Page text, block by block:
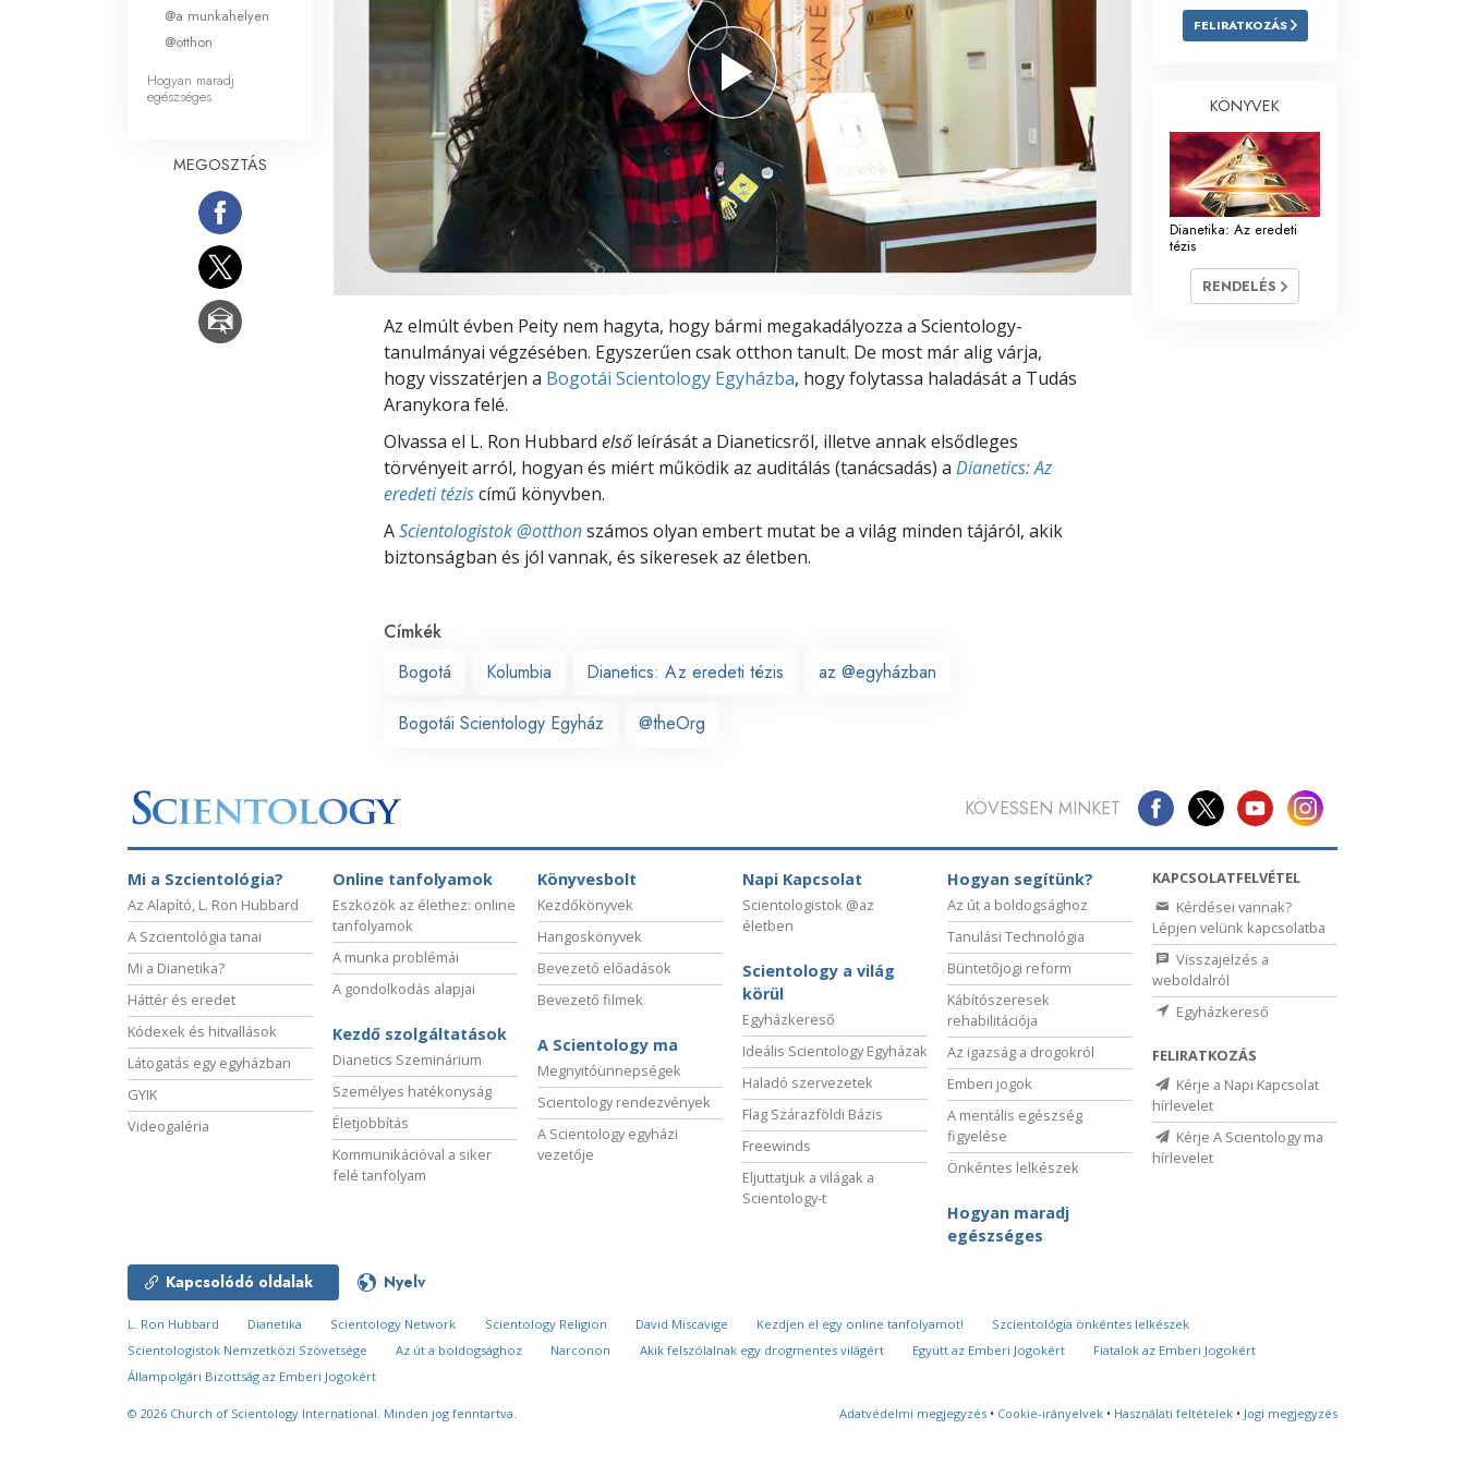
Megoldások a drogokra
Gyerekek
Eszközök a munkahelyen
Az etika és az állapotok
Az elnyomás oka
Kivizsgálások
A szervezés alapjai
Az elmúlt évben Peity nem hagyta, hogy bármi megakadályozza a Scientology-
tanulmányai végzésében. Egyszerűen csak otthon tanult. De most már alig várja,
hogy visszatérjen a Bogotái Scientology Egyházba, hogy folytassa haladását a Tudás
Aranykora felé.
Olvassa el L. Ron Hubbard első leírását a Dianeticsről, illetve annak elsődleges
törvényeit arról, hogyan és miért működik az auditálás (tanácsadás) a Dianetics: Az
eredeti téziscímű könyvben.
AScientologistok @otthonszámos olyan embert mutat be a világ minden tájáról, akik
biztonságban és jól vannak, és sikeresek az életben.
Címkék
Bogotá
Kolumbia Dianetics: Az eredeti tézis az @egyházban
Bogotái Scientology Egyház @theOrg
@a munkahelyen
@otthon
Hogyan maradj
egészséges
MEGOSZTÁS
FELIRATKOZÁS
KÖNYVEK
Dianetika: Az eredeti
tézis
RENDELÉS
KÖVESSEN MINKET
Mi a Szcientológia?
Az Alapító, L. Ron Hubbard
A Szcientológia tanai
Mi a Dianetika?
Háttér és eredet
Kódexek és hitvallások
Látogatás egy egyházban
GYIK
Videogaléria
Online tanfolyamok
Eszközök az élethez: online
tanfolyamok
A munka problémái
A gondolkodás alapjai
Kezdő szolgáltatások
Dianetics Szeminárium
Személyes hatékonyság
Életjobbítás
Kommunikációval a siker
felé tanfolyam
Könyvesbolt
Kezdőkönyvek
Hangoskönyvek
Bevezető előadások
Bevezető filmek
A Scientology ma
Megnyitóünnepségek
Scientology rendezvények
A Scientology egyházi
vezetője
Napi Kapcsolat
Scientologistok @az
életben
Scientology a világ
körül
Egyházkereső
Ideális Scientology Egyházak
Haladó szervezetek
Flag Szárazföldi Bázis
Freewinds
Eljuttatjuk a világak a
Scientology-t
Hogyan segítünk?
Az út a boldogsághoz
Tanulási Technológia
Büntetőjogi reform
Kábítószeresek
rehabilitációja
Az igazság a drogokról
Emberi jogok
A mentális egészség
figyelése
Önkéntes lelkészek
Hogyan maradj
egészséges
KAPCSOLATFELVÉTEL
Kérdései vannak?
Lépjen velünk kapcsolatba
Visszajelzés a
weboldalról
Egyházkereső
FELIRATKOZÁS
Kérje a Napi Kapcsolat
hírlevelet
Kérje A Scientology ma
hírlevelet
Kapcsolódó oldalak Nyelv
L. Ron Hubbard Dianetika Scientology Network Scientology Religion David Miscavige Kezdjen el egy online tanfolyamot!
Szcientológia önkéntes lelkészek
Scientologistok Nemzetközi Szövetsége
Az út a boldogsághoz Narconon Akik felszólalnak egy drogmentes világért Együtt az Emberi Jogokért
Fiatalok az Emberi Jogokért
Állampolgári Bizottság az Emberi Jogokért
© 2026 Church of Scientology International. Minden jog fenntartva. Adatvédelmi megjegyzés • Cookie-irányelvek • Használati feltételek • Jogi megjegyzés